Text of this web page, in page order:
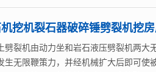
挖机裂石器破碎锤劈裂机挖房
劈裂机由动力坐和岩石液压劈裂机两大
生无限鞭策力，并经机械扩大后即可使